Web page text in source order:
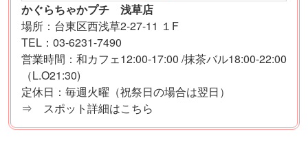
かぐらちゃかプチ 浅草店
場所：台東区西浅草2-27-11 １F
TEL：03-6231-7490
営業時間：和カフェ12:00-17:00 /抹茶バル18:00-22:00
（L.O21:30)
定休日：毎週火曜（祝祭日の場合は翌日）
⇒ スポット詳細はこちら